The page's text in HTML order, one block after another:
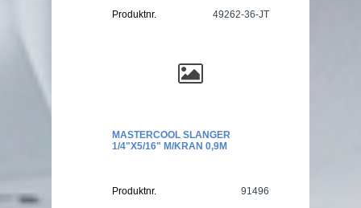
Produktnr. 49262-36-JT
MASTERCOOL SLANGER
1/4"X5/16" M/KRAN 0,9M
Produktnr. 91496